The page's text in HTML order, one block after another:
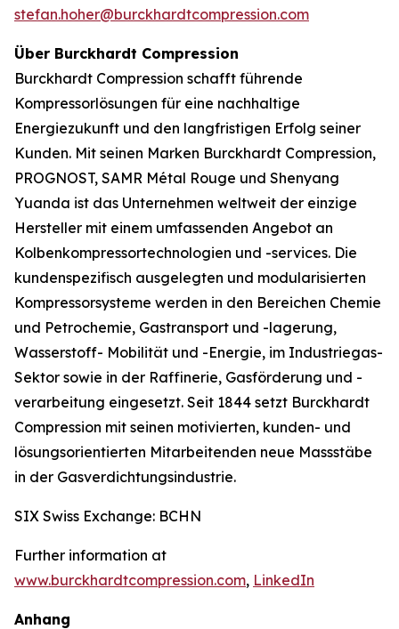
stefan.hoher@burckhardtcompression.com
Über Burckhardt Compression
Burckhardt Compression schafft führende
Kompressorlösungen für eine nachhaltige
Energiezukunft und den langfristigen Erfolg seiner
Kunden. Mit seinen Marken Burckhardt Compression,
PROGNOST, SAMR Métal Rouge und Shenyang
Yuanda ist das Unternehmen weltweit der einzige
Hersteller mit einem umfassenden Angebot an
Kolbenkompressortechnologien und -services. Die
kundenspezifisch ausgelegten und modularisierten
Kompressorsysteme werden in den Bereichen Chemie
und Petrochemie, Gastransport und -lagerung,
Wasserstoff- Mobilität und -Energie, im Industriegas-
Sektor sowie in der Raffinerie, Gasförderung und -
verarbeitung eingesetzt. Seit 1844 setzt Burckhardt
Compression mit seinen motivierten, kunden- und
lösungsorientierten Mitarbeitenden neue Massstäbe
in der Gasverdichtungsindustrie.
SIX Swiss Exchange: BCHN
Further information at
www.burckhardtcompression.com, LinkedIn
Anhang